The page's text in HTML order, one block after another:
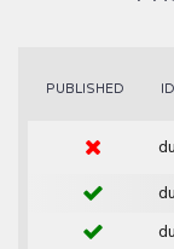
PUBLISHED ID